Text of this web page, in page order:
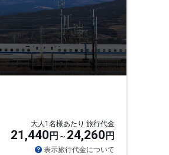
大人1名様あたり 旅行代金
21,440 円 24,260 円
表示旅行代金について